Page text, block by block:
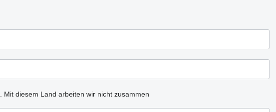
Mit diesem Land arbeiten wir nicht zusammen